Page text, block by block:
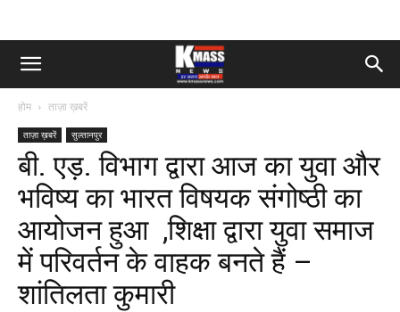
होम ताज़ा ख़बरें
ताज़ा ख़बरें सुल्तानपुर
बी. एड़. विभाग द्वारा आज का युवा और
भविष्य का भारत विषयक संगोष्ठी का
आयोजन हुआ ,शिक्षा द्वारा युवा समाज
में परिवर्तन के वाहक बनते हैं –
शांतिलता कुमारी